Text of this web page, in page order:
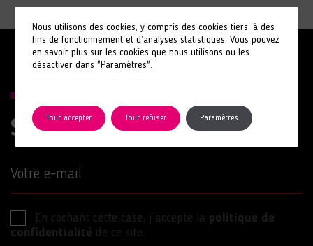
Suivez nos actions
Votre e-mail
En cochant cette case, j’accepte la politique de
confidentialité de ce site.
Nous utilisons des cookies, y compris des cookies tiers, à des
fins de fonctionnement et d’analyses statistiques. Vous pouvez
en savoir plus sur les cookies que nous utilisons ou les
désactiver dans "Paramètres".
Tout accepter Tout refuser Paramètres